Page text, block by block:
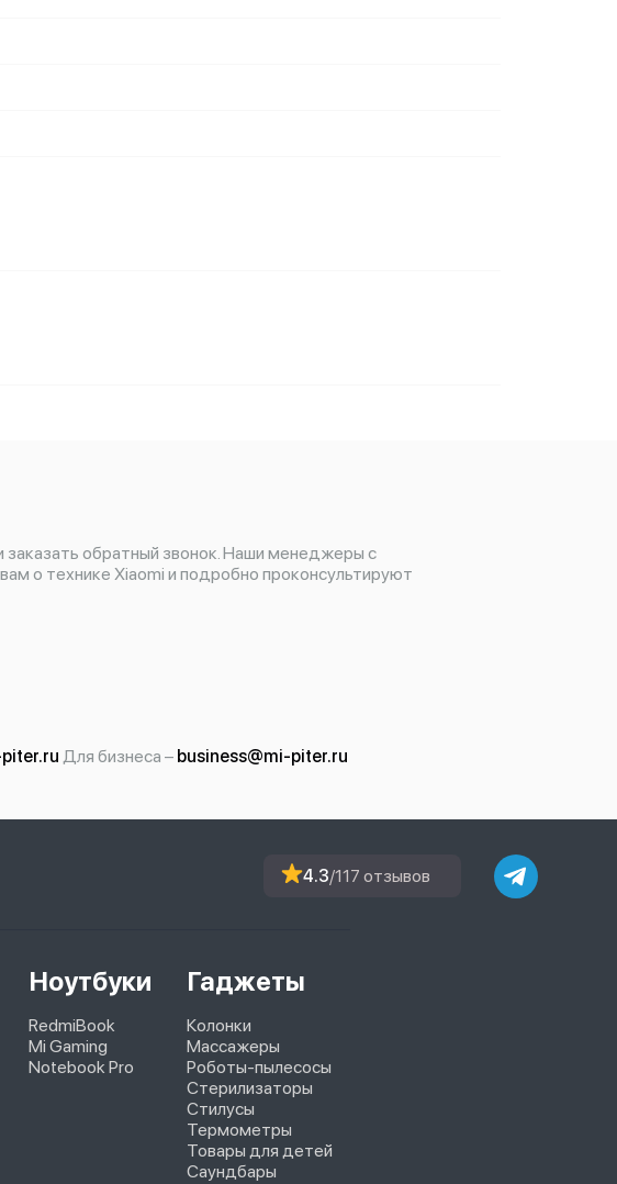
обратный звонок. Наши менеджеры с
о технике Xiaomi и подробно проконсультируют
Для бизнеса – business@mi-piter.ru
4.3/117 отзывов
Ноутбуки
RedmiBook
Mi Gaming
Notebook Pro
Гаджеты
Колонки
Массажеры
Роботы-пылесосы
Стерилизаторы
Стилусы
Термометры
Товары для детей
Саундбары